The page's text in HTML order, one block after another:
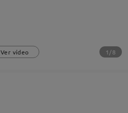
Ver vídeo 1/8